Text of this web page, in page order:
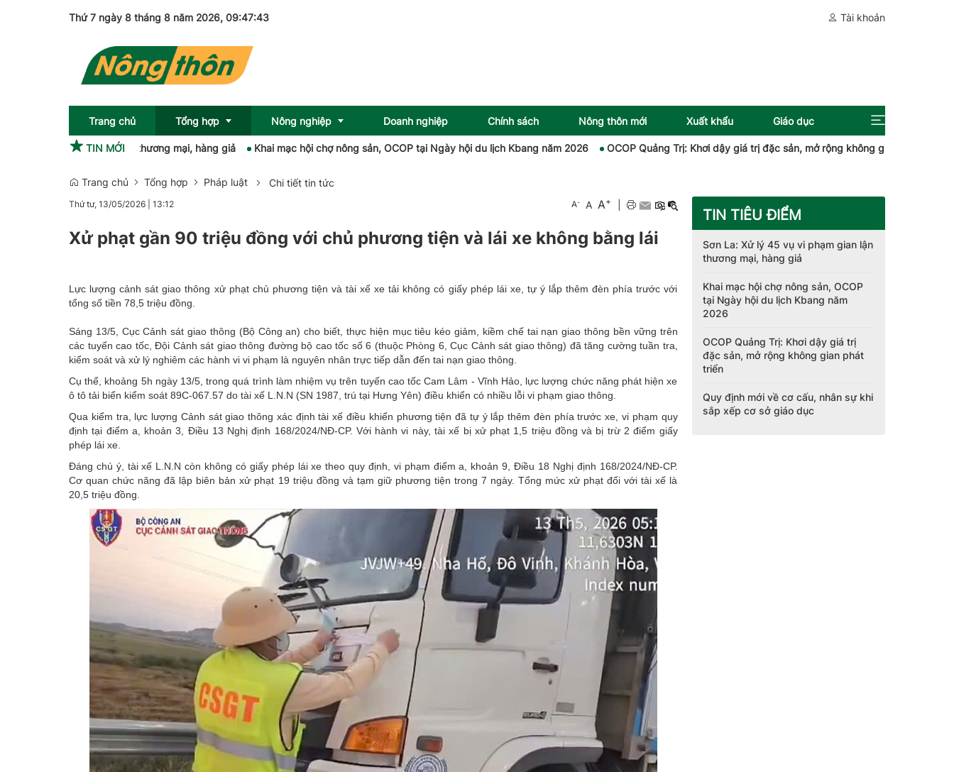
Thứ 7 ngày 8 tháng 8 năm 2026, 09:47:44 Tài khoản
Trang chủ Tổng hợp
Sức khỏe
Giải trí
Nông nghiệp
OCOP
Doanh nghiệp Chính sách Nông thôn mới Xuất khẩu Giáo dục
45 vụ vi phạm gian lận thương mại, hàng giả Khai mạc hội chợ nông sản, OCOP tại Ngày hội du lịch Kbang năm 2026 OCOP Quảng Trị: Khơi dậy giá trị đặc sản, mở rộng không gian phát triển
TIN MỚI
Trang chủ Tổng hợp Pháp luật Chi tiết tin tức
Thứ tư, 13/05/2026 13:12 A- A A+
Xử phạt gần 90 triệu đồng với chủ phương tiện và lái xe không bằng lái
Lực lượng cảnh sát giao thông xử phạt chủ phương tiện và tài xế xe tải không có giấy phép lái xe, tự ý lắp thêm đèn phía trước với
tổng số tiền 78,5 triệu đồng.
Sáng 13/5, Cục Cảnh sát giao thông (Bộ Công an) cho biết, thực hiện mục tiêu kéo giảm, kiềm chế tai nạn giao thông bền vững trên
các tuyến cao tốc, Đội Cảnh sát giao thông đường bộ cao tốc số 6 (thuộc Phòng 6, Cục Cảnh sát giao thông) đã tăng cường tuần tra,
kiểm soát và xử lý nghiêm các hành vi vi phạm là nguyên nhân trực tiếp dẫn đến tai nạn giao thông.
Cụ thể, khoảng 5h ngày 13/5, trong quá trình làm nhiệm vụ trên tuyến cao tốc Cam Lâm - Vĩnh Hảo, lực lượng chức năng phát hiện xe
ô tô tải biển kiểm soát 89C-067.57 do tài xế L.N.N (SN 1987, trú tại Hưng Yên) điều khiển có nhiều lỗi vi phạm giao thông.
Qua kiểm tra, lực lượng Cảnh sát giao thông xác định tài xế điều khiển phương tiện đã tự ý lắp thêm đèn phía trước xe, vi phạm quy
định tại điểm a, khoản 3, Điều 13 Nghị định 168/2024/NĐ-CP. Với hành vi này, tài xế bị xử phạt 1,5 triệu đồng và bị trừ 2 điểm giấy
phép lái xe.
Đáng chú ý, tài xế L.N.N còn không có giấy phép lái xe theo quy định, vi phạm điểm a, khoản 9, Điều 18 Nghị định 168/2024/NĐ-CP.
Cơ quan chức năng đã lập biên bản xử phạt 19 triệu đồng và tạm giữ phương tiện trong 7 ngày. Tổng mức xử phạt đối với tài xế là
20,5 triệu đồng.
TIN TIÊU ĐIỂM
Sơn La: Xử lý 45 vụ vi phạm gian lận
thương mại, hàng giả
Khai mạc hội chợ nông sản, OCOP
tại Ngày hội du lịch Kbang năm
2026
OCOP Quảng Trị: Khơi dậy giá trị
đặc sản, mở rộng không gian phát
triển
Quy định mới về cơ cấu, nhân sự khi
sắp xếp cơ sở giáo dục